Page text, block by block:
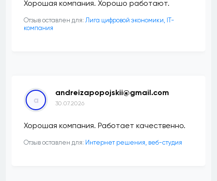
Хорошая компания. Хорошо работают.
Отзыв оставлен для: Лига цифровой экономики, IT-
компания
a
andreizapopojskii@gmail.com
30.07.2026
Хорошая компания. Работает качественно.
Отзыв оставлен для: Интернет решения, веб-студия